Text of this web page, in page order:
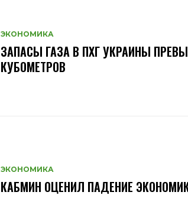
ЭКОНОМИКА
ЗАПАСЫ ГАЗА В ПХГ УКРАИНЫ
КУБОМЕТРОВ
ЭКОНОМИКА
КАБМИН ОЦЕНИЛ ПАДЕНИЕ